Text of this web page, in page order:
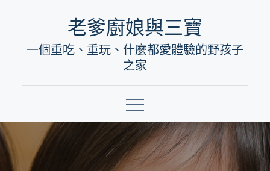
content
老爹廚娘與三寶
一個重吃、重玩、什麼都愛體驗的野孩子
之家